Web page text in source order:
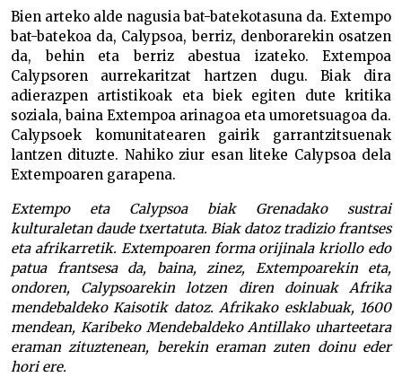
Bien arteko alde nagusia bat-batekotasuna da. Extempo
bat-batekoa da, Calypsoa, berriz, denborarekin osatzen
da, behin eta berriz abestua izateko. Extempoa
Calypsoren aurrekaritzat hartzen dugu. Biak dira
adierazpen artistikoak eta biek egiten dute kritika
soziala, baina Extempoa arinagoa eta umoretsuagoa da.
Calypsoek komunitatearen gairik garrantzitsuenak
lantzen dituzte. Nahiko ziur esan liteke Calypsoa dela
Extempoaren garapena.
Extempo eta Calypsoa biak Grenadako sustrai
kulturaletan daude txertatuta. Biak datoz tradizio frantses
eta afrikarretik. Extempoaren forma orijinala kriollo edo
patua frantsesa da, baina, zinez, Extempoarekin eta,
ondoren, Calypsoarekin lotzen diren doinuak Afrika
mendebaldeko Kaisotik datoz. Afrikako esklabuak, 1600
mendean, Karibeko Mendebaldeko Antillako uharteetara
eraman zituztenean, berekin eraman zuten doinu eder
hori ere.